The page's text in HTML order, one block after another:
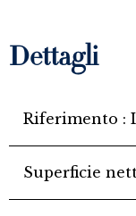
Dettagli
Riferimento
Superficie